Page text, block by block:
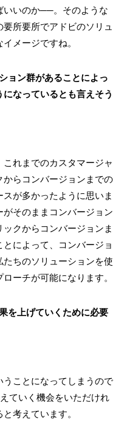
いいのか──。そのような
所要所でアドビのソリュ
メージですね。
ョン群があることによっ
なっているとも言えそう
れまでのカスタマージャ
らコンバージョンまでの
が多かったように思いま
そのままコンバージョン
クからコンバージョンま
によって、コンバージョ
ちのソリューションを使
ーチが可能になります。
を上げていくために必要
うことになってしまうので
ていく機会をいただけれ
考えています。